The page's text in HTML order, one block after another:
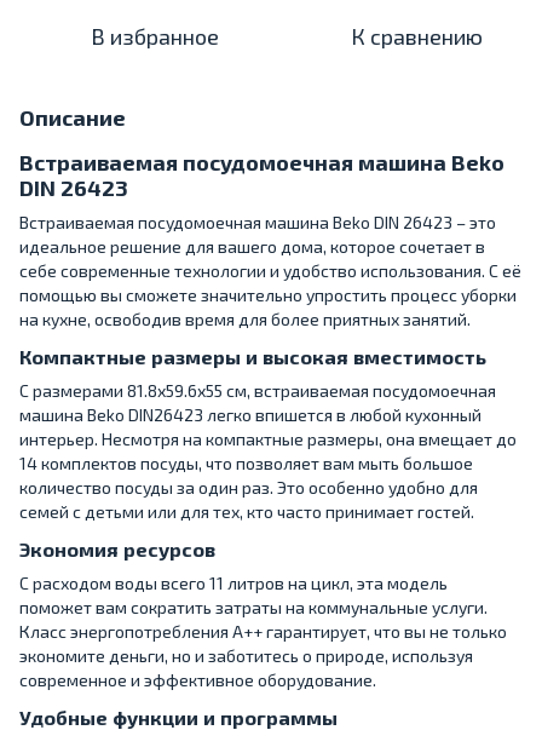
В избранное К сравнению
Описание
Встраиваемая посудомоечная машина Beko
DIN 26423
Встраиваемая посудомоечная машина Beko DIN 26423 – это
идеальное решение для вашего дома, которое сочетает в
себе современные технологии и удобство использования. С её
помощью вы сможете значительно упростить процесс уборки
на кухне, освободив время для более приятных занятий.
Компактные размеры и высокая вместимость
С размерами 81.8х59.6х55 см, встраиваемая посудомоечная
машина Beko DIN26423 легко впишется в любой кухонный
интерьер. Несмотря на компактные размеры, она вмещает до
14 комплектов посуды, что позволяет вам мыть большое
количество посуды за один раз. Это особенно удобно для
семей с детьми или для тех, кто часто принимает гостей.
Экономия ресурсов
С расходом воды всего 11 литров на цикл, эта модель
поможет вам сократить затраты на коммунальные услуги.
Класс энергопотребления A++ гарантирует, что вы не только
экономите деньги, но и заботитесь о природе, используя
современное и эффективное оборудование.
Удобные функции и программы